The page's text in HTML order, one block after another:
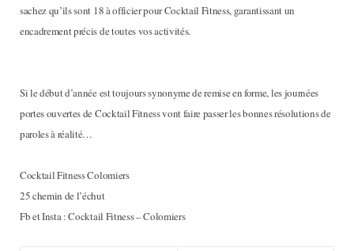
sachez qu’ils sont 18 à officier pour Cocktail Fitness, garantissant un
encadrement précis de toutes vos activités.
Si le début d’année est toujours synonyme de remise en forme, les journées
portes ouvertes de Cocktail Fitness vont faire passer les bonnes résolutions de
paroles à réalité…
Cocktail Fitness Colomiers
25 chemin de l’échut
Fb et Insta : Cocktail Fitness – Colomiers